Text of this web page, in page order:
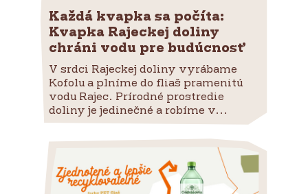
Každá kvapka sa počíta:
Kvapka Rajeckej doliny
chráni vodu pre budúcnosť
V srdci Rajeckej doliny vyrábame
Kofolu a plníme do fliaš pramenitú
vodu Rajec. Prírodné prostredie
doliny je jedinečné a robíme v...